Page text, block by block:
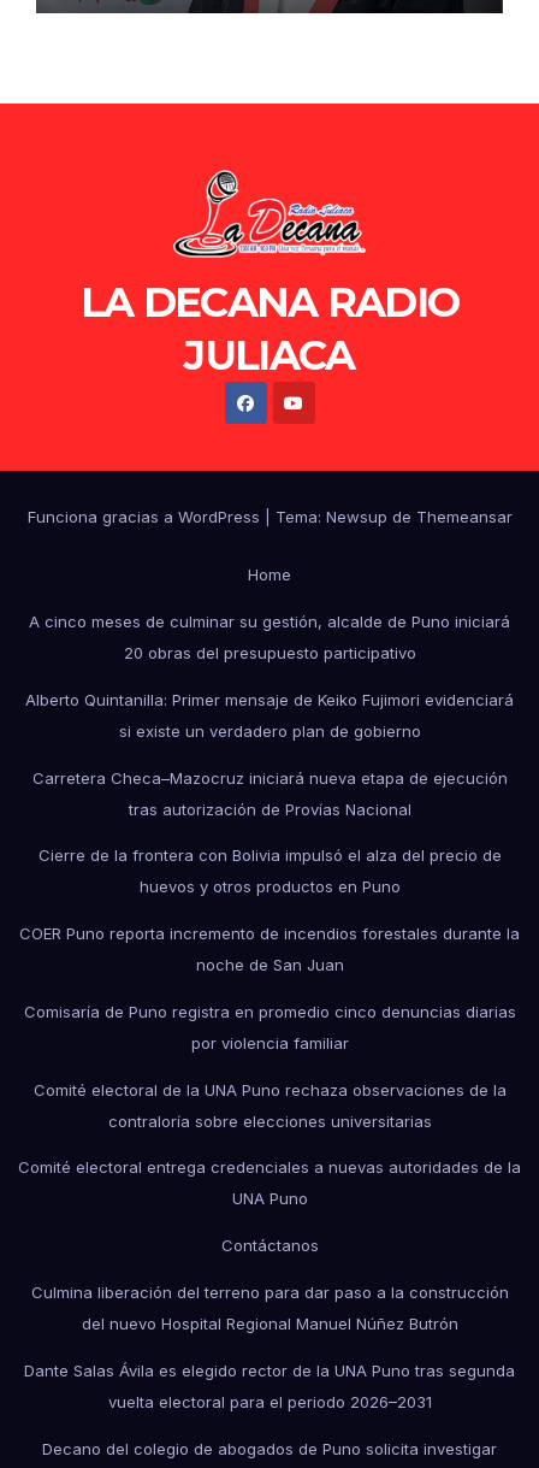
LA DECANA RADIO
JULIACA
Funciona gracias a WordPress Tema: Newsup de Themeansar
Home
A cinco meses de culminar su gestión, alcalde de Puno iniciará
20 obras del presupuesto participativo
Alberto Quintanilla: Primer mensaje de Keiko Fujimori evidenciará
si existe un verdadero plan de gobierno
Carretera Checa–Mazocruz iniciará nueva etapa de ejecución
tras autorización de Provías Nacional
Cierre de la frontera con Bolivia impulsó el alza del precio de
huevos y otros productos en Puno
COER Puno reporta incremento de incendios forestales durante la
noche de San Juan
Comisaría de Puno registra en promedio cinco denuncias diarias
por violencia familiar
Comité electoral de la UNA Puno rechaza observaciones de la
contraloría sobre elecciones universitarias
Comité electoral entrega credenciales a nuevas autoridades de la
UNA Puno
Contáctanos
Culmina liberación del terreno para dar paso a la construcción
del nuevo Hospital Regional Manuel Núñez Butrón
Dante Salas Ávila es elegido rector de la UNA Puno tras segunda
vuelta electoral para el periodo 2026–2031
Decano del colegio de abogados de Puno solicita investigar